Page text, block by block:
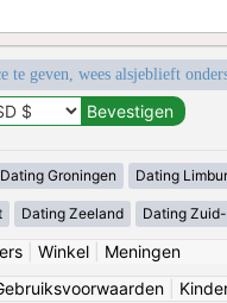
te geven, wees alsjeblieft
Dating Groningen Dating
Dating Zeeland Dating
| Winkel| Meningen